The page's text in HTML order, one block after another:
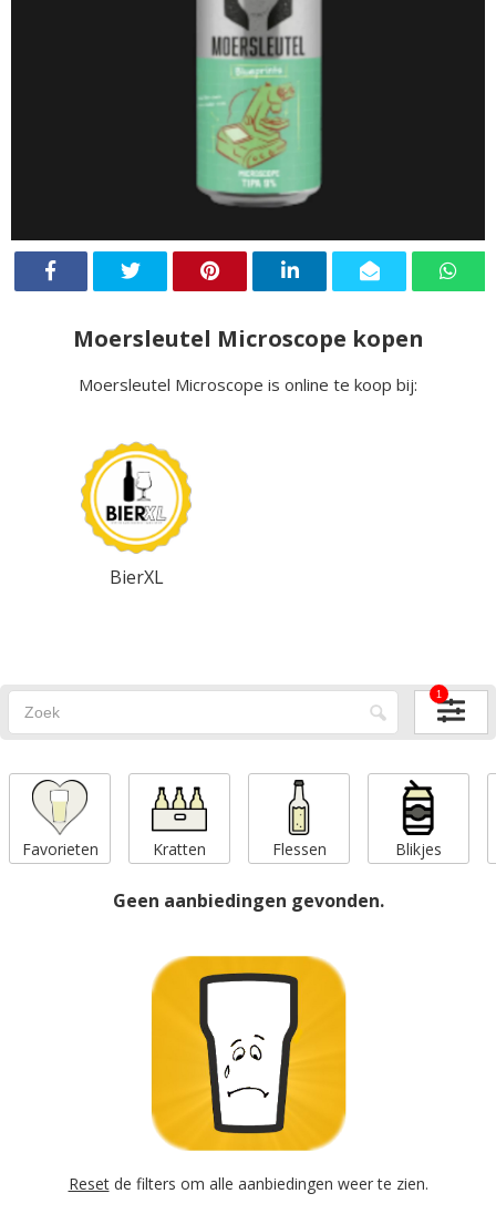
Moersleutel Microscope kopen
Moersleutel Microscope is online te koop bij:
BierXL
1
Favorieten Kratten Flessen Blikjes
Geen aanbiedingen gevonden.
Resetde filters om alle aanbiedingen weer te zien.